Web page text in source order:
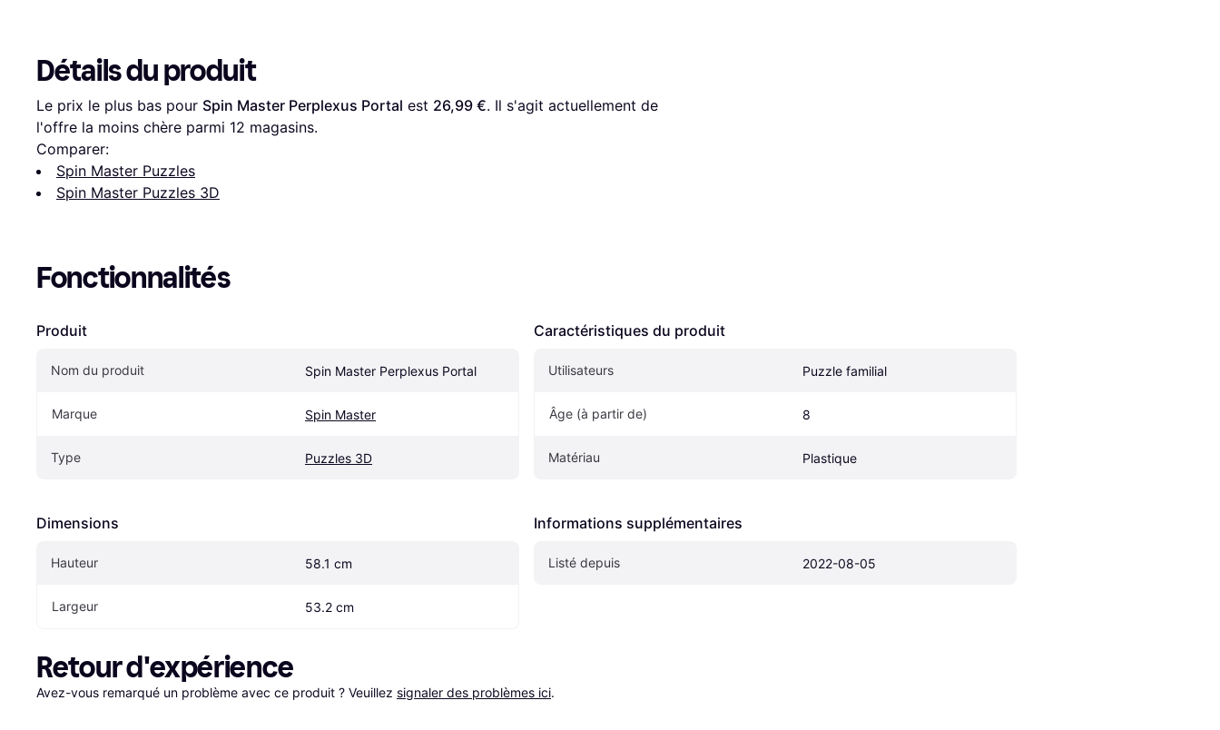
Détails du produit
Le prix le plus bas pour Spin Master Perplexus Portal est 26,99 €. Il s'agit actuellement de
l'offre la moins chère parmi 12 magasins.
Comparer:
Spin Master Puzzles
Spin Master Puzzles 3D
Fonctionnalités
Produit
Nom du produit Spin Master Perplexus Portal
Marque Spin Master
Type Puzzles 3D
Dimensions
Hauteur 58.1 cm
Largeur 53.2 cm
Caractéristiques du produit
Utilisateurs Puzzle familial
Âge (à partir de) 8
Matériau Plastique
Informations supplémentaires
Listé depuis 2022-08-05
Retour d'expérience
Avez-vous remarqué un problème avec ce produit ? Veuillez signaler des problèmes ici.